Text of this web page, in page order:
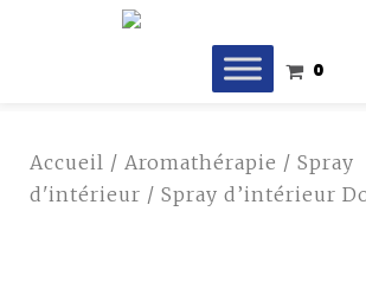
0
Accueil / Aromathérapie / Spray
d'intérieur / Spray d’intérieur